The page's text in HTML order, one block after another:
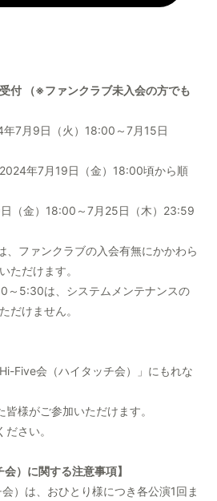
付 （※ファンクラブ未入会の方でも
7月9日（火）18:00～7月15日
年7月19日（金）18:00頃から順
（金）18:00～7月25日（木）23:59
、ファンクラブの入会有無にかかわら
ただけます。
～5:30は、システムメンテナンスの
だけません。
Five会（ハイタッチ会）」にもれな
様がご参加いただけます。
さい。
）に関する注意事項】
）は、おひとり様につき各公演1回ま